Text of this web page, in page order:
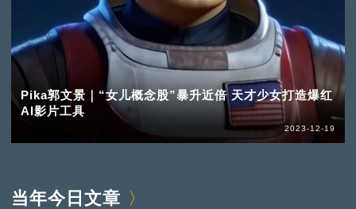
Pika郭文景｜“女儿概念股”暴升近倍 天才少女打造爆红
AI影片工具
2023-12-19
当年今日文章